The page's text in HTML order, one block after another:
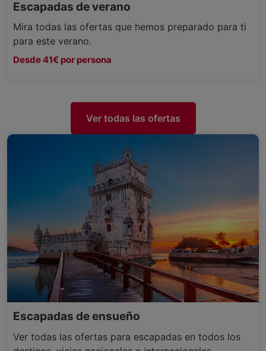
Escapadas de verano
Mira todas las ofertas que hemos preparado para ti
para este verano.
Desde 41€ por persona
Ver todas las ofertas
Escapadas de ensueño
Ver todas las ofertas para escapadas en todos los